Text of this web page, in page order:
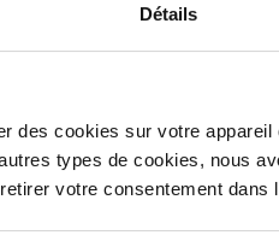
Détails
des cookies sur votre
types de cookies, nous
votre consentement